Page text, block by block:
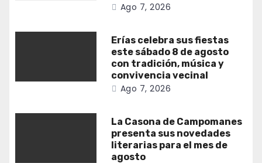
Ago 7, 2026
Erías celebra sus fiestas
este sábado 8 de agosto
con tradición, música y
convivencia vecinal
Ago 7, 2026
La Casona de Campomanes
presenta sus novedades
literarias para el mes de
agosto